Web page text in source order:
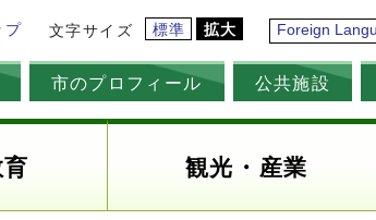
プ 文字サイズ 標準 拡大 Foreign
市のプロフィール 公共施設
観光・産業